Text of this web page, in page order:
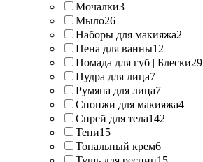
Мочалки3
Мыло26
Наборы для макияжа2
Пена для ванны12
Помада для губ | Блески29
Пудра для лица7
Румяна для лица7
Спонжи для макияжа4
Спрей для тела142
Тени15
Тональный крем6